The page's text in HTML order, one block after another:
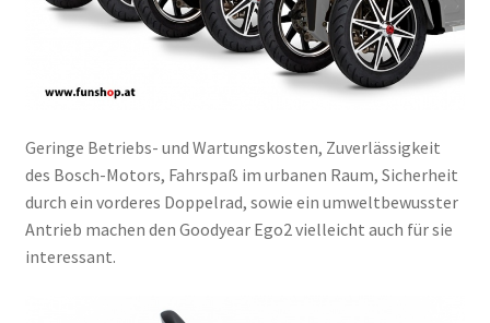
Geringe Betriebs- und Wartungskosten, Zuverlässigkeit
des Bosch-Motors, Fahrspaß im urbanen Raum, Sicherheit
durch ein vorderes Doppelrad, sowie ein umweltbewusster
Antrieb machen den Goodyear Ego2 vielleicht auch für sie
interessant.